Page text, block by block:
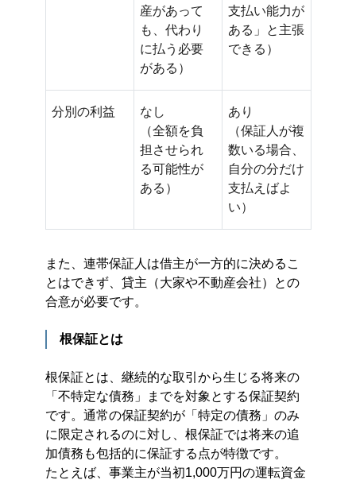
産があって
も、代わり
に払う必要
がある）
支払い能力が
ある」と主張
できる）
分別の利益
なし
（全額を負
担させられ
る可能性が
ある）
あり
（保証人が複
数いる場合、
自分の分だけ
支払えばよ
い）
また、連帯保証人は借主が一方的に決めるこ
とはできず、貸主（大家や不動産会社）との
合意が必要です。
根保証とは
根保証とは、継続的な取引から生じる将来の
「不特定な債務」までを対象とする保証契約
です。通常の保証契約が「特定の債務」のみ
に限定されるのに対し、根保証では将来の追
加債務も包括的に保証する点が特徴です。
たとえば、事業主が当初1,000万円の運転資金